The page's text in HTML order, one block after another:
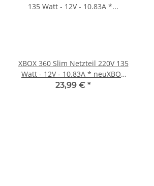
XBOX 360 Slim Netzteil 220V 135
Watt - 12V - 10.83A * neuXBOX
360 Slim Netzteil
23,99 € *